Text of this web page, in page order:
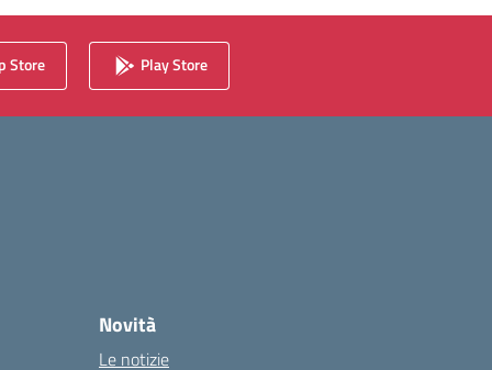
Store Play Store
Novità
Le notizie